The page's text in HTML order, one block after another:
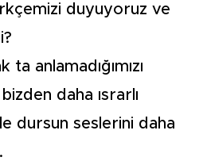
duyuyoruz ve
ta anlamadığımızı
daha ısrarlı
dursun seslerini daha